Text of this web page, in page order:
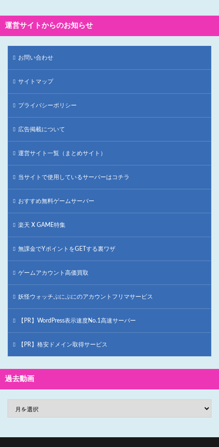
運営サイトからのお知らせ
お問い合わせ
サイトマップ
プライバシーポリシー
広告掲載について
運営サイト一覧（まとめサイト）
当サイトで使用しているサーバーはコチラ
おすすめ無料ゲームサーバー
楽天 X GAME特集
無課金でYポイントをGETする裏ワザ
ゲームアカウント高価買取
妖怪ウォッチぷにぷにのアカウントフリマサービス
【PR】WordPress表示速度No.1高速サーバー
【PR】格安ドメイン取得サービス
過去動画